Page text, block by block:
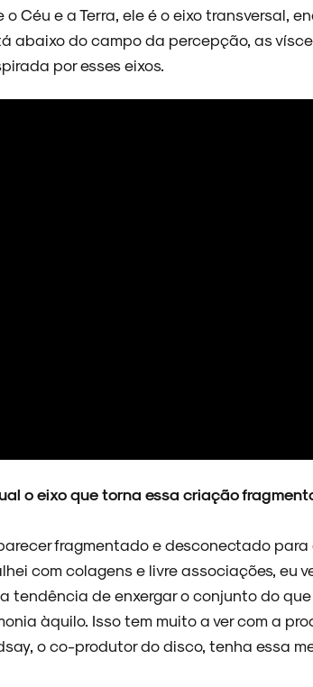
Céu e a Terra, ele é o eixo transversal,
abaixo do campo da percepção, as
por esses eixos.
o eixo que torna essa criação
fragmentado e desconectado para
com colagens e livre associações, eu
tendência de enxergar o conjunto do
àquilo. Isso tem muito a ver com a
o co-produtor do disco, tenha essa